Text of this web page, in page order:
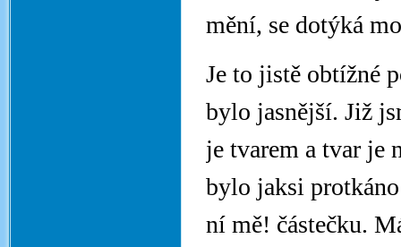
mění, se dotýká
Je to jistě obtížné
bylo jasnější. Již
je tvarem a tvar je
bylo jaksi
ní mě! částečku.